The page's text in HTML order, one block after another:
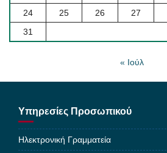
24
25 26 27
31
« Ιούλ
Υπηρεσίες Προσωπικού
Ηλεκτρονική Γραμματεία